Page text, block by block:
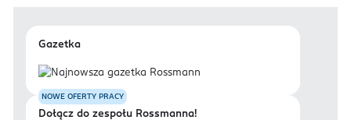
Gazetka
NOWE OFERTY PRACY
Dołącz do zespołu Rossmanna!